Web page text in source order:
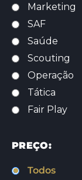
Marketing
SAF
Saúde
Scouting
Operação
Tática
Fair Play
PREÇO:
Todos